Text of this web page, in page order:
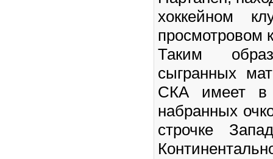
хоккейном
просмотровом
Таким
сыгранных
СКА имеет в
набранных
строчке